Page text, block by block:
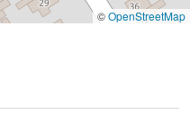
©OpenStreetMap